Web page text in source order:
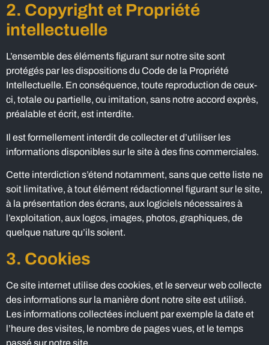
2. Copyright et Propriété
intellectuelle
L’ensemble des éléments figurant sur notre site sont
protégés par les dispositions du Code de la Propriété
Intellectuelle. En conséquence, toute reproduction de ceux-
ci, totale ou partielle, ou imitation, sans notre accord exprès,
préalable et écrit, est interdite.
Il est formellement interdit de collecter et d’utiliser les
informations disponibles sur le site à des fins commerciales.
Cette interdiction s’étend notamment, sans que cette liste ne
soit limitative, à tout élément rédactionnel figurant sur le site,
à la présentation des écrans, aux logiciels nécessaires à
l’exploitation, aux logos, images, photos, graphiques, de
quelque nature qu’ils soient.
3. Cookies
Ce site internet utilise des cookies, et le serveur web collecte
des informations sur la manière dont notre site est utilisé.
Les informations collectées incluent par exemple la date et
l’heure des visites, le nombre de pages vues, et le temps
passé sur notre site.